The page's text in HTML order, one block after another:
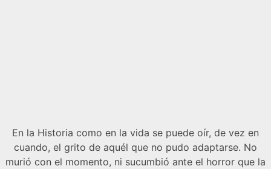
En la Historia como en la vida se puede oír, de vez en
cuando, el grito de aquél que no pudo adaptarse. No
murió con el momento, ni sucumbió ante el horror que la